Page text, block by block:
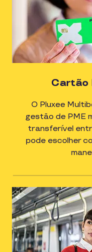
Cartão
O Pluxee
gestão de PME
transferível
pode escolher